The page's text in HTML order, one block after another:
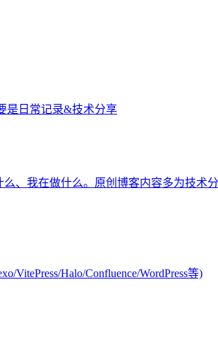
是日常记录&技术分享
、我在做什么。原创博客内容多为技术
Halo/Confluence/WordPress等)